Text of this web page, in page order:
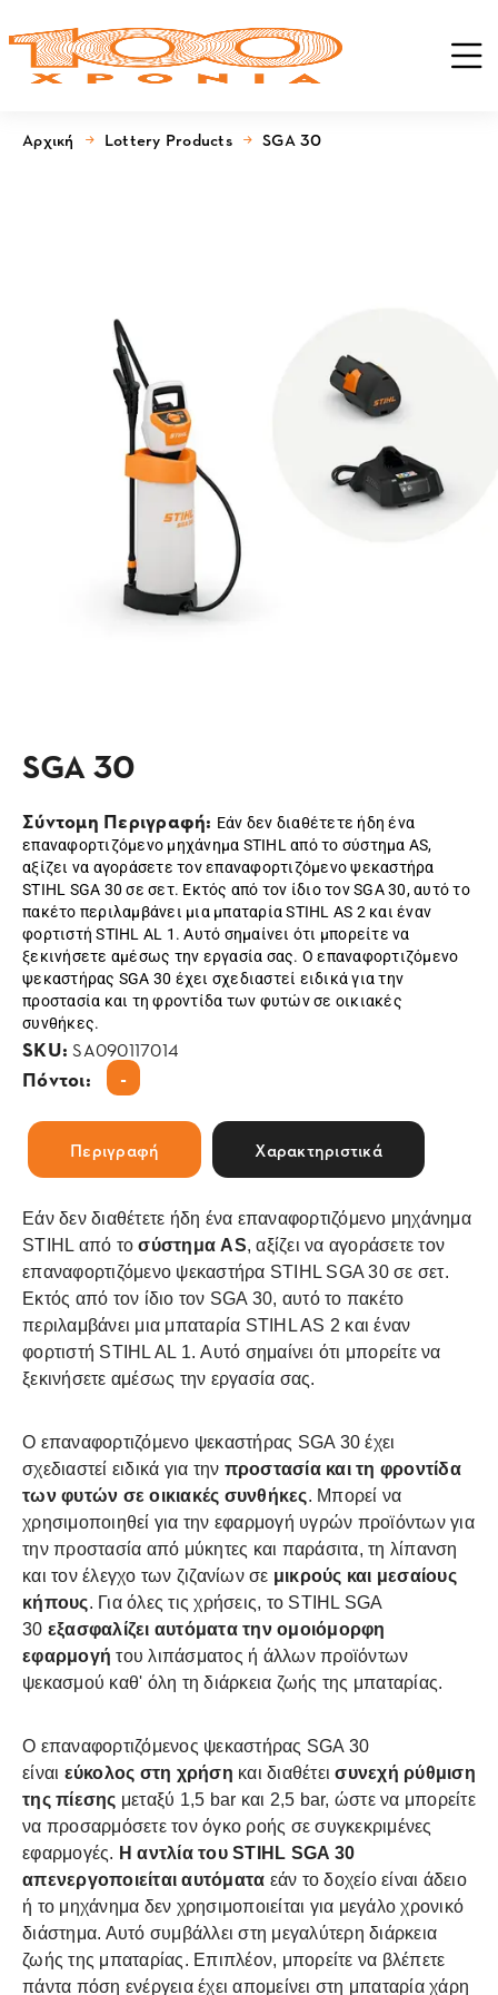
Αρχική Lottery Products SGA 30
SGA 30
Σύντομη Περιγραφή: Εάν δεν διαθέτετε ήδη ένα
επαναφορτιζόμενο μηχάνημα STIHL από το σύστημα AS,
αξίζει να αγοράσετε τον επαναφορτιζόμενο ψεκαστήρα
STIHL SGA 30 σε σετ. Εκτός από τον ίδιο τον SGA 30, αυτό το
πακέτο περιλαμβάνει μια μπαταρία STIHL AS 2 και έναν
φορτιστή STIHL AL 1. Αυτό σημαίνει ότι μπορείτε να
ξεκινήσετε αμέσως την εργασία σας. Ο επαναφορτιζόμενο
ψεκαστήρας SGA 30 έχει σχεδιαστεί ειδικά για την
προστασία και τη φροντίδα των φυτών σε οικιακές
συνθήκες.
SKU:SA090117014
Πόντοι: -
Περιγραφή Χαρακτηριστικά
Εάν δεν διαθέτετε ήδη ένα επαναφορτιζόμενο μηχάνημα
STIHL από το σύστημα AS, αξίζει να αγοράσετε τον
επαναφορτιζόμενο ψεκαστήρα STIHL SGA 30 σε σετ.
Εκτός από τον ίδιο τον SGA 30, αυτό το πακέτο
περιλαμβάνει μια μπαταρία STIHL AS 2 και έναν
φορτιστή STIHL AL 1. Αυτό σημαίνει ότι μπορείτε να
ξεκινήσετε αμέσως την εργασία σας.
Ο επαναφορτιζόμενο ψεκαστήρας SGA 30 έχει
σχεδιαστεί ειδικά για την προστασία και τη φροντίδα
των φυτών σε οικιακές συνθήκες. Μπορεί να
χρησιμοποιηθεί για την εφαρμογή υγρών προϊόντων για
την προστασία από μύκητες και παράσιτα, τη λίπανση
και τον έλεγχο των ζιζανίων σε μικρούς και μεσαίους
κήπους. Για όλες τις χρήσεις, το STIHL SGA
30 εξασφαλίζει αυτόματα την ομοιόμορφη
εφαρμογή του λιπάσματος ή άλλων προϊόντων
ψεκασμού καθ' όλη τη διάρκεια ζωής της μπαταρίας.
Ο επαναφορτιζόμενος ψεκαστήρας SGA 30
είναι εύκολος στη χρήση και διαθέτει συνεχή ρύθμιση
της πίεσης μεταξύ 1,5 bar και 2,5 bar, ώστε να μπορείτε
να προσαρμόσετε τον όγκο ροής σε συγκεκριμένες
εφαρμογές. Η αντλία του STIHL SGA 30
απενεργοποιείται αυτόματα εάν το δοχείο είναι άδειο
ή το μηχάνημα δεν χρησιμοποιείται για μεγάλο χρονικό
διάστημα. Αυτό συμβάλλει στη μεγαλύτερη διάρκεια
ζωής της μπαταρίας. Επιπλέον, μπορείτε να βλέπετε
πάντα πόση ενέργεια έχει απομείνει στη μπαταρία χάρη